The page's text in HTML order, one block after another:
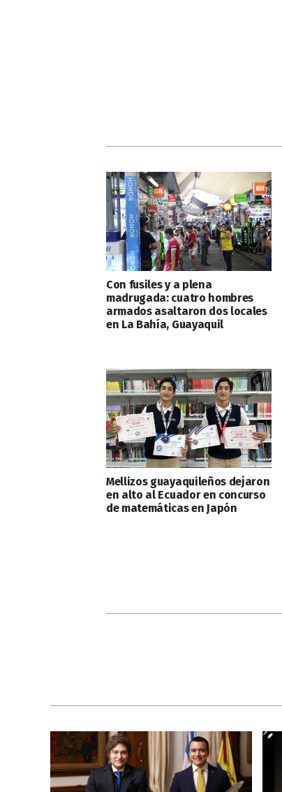
Con fusiles y a plena
madrugada: cuatro hombres
armados asaltaron dos locales
en La Bahía, Guayaquil
Mellizos guayaquileños dejaron
en alto al Ecuador en concurso
de matemáticas en Japón